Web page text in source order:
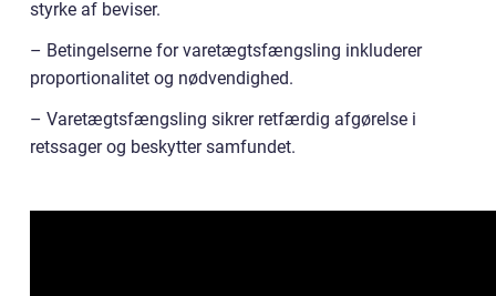
styrke af beviser.
– Betingelserne for varetægtsfængsling inkluderer
proportionalitet og nødvendighed.
– Varetægtsfængsling sikrer retfærdig afgørelse i
retssager og beskytter samfundet.